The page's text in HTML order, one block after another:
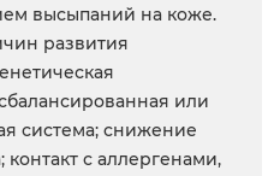
высыпаний на коже.
развития
или
система; снижение
с аллергенами,